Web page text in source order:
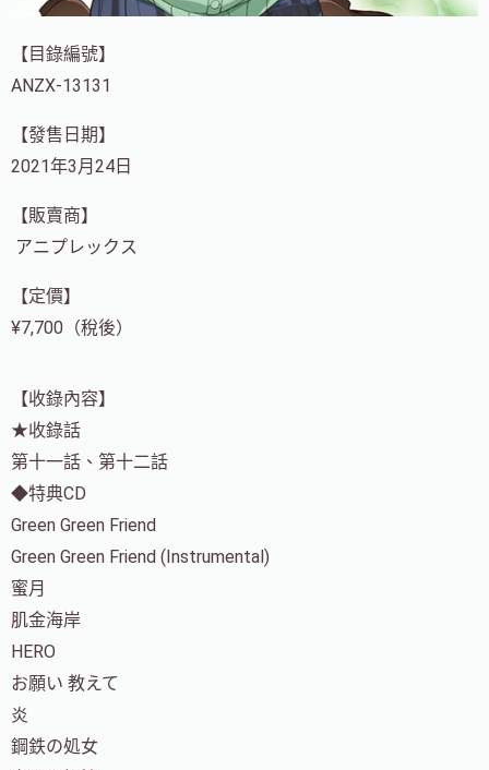
【目錄編號】
ANZX-13131
【發售日期】
2021年3月24日
【販賣商】
アニプレックス
【定價】
¥7,700（稅後）
【收錄內容】
★收錄話
第十一話、第十二話
◆特典CD
Green Green Friend
Green Green Friend (Instrumental)
蜜月
肌金海岸
HERO
お願い 教えて
炎
鋼鉄の処女